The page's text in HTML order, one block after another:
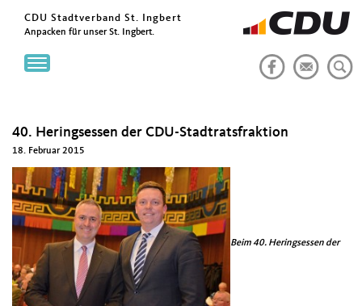
CDU Stadtverband St. Ingbert
Anpacken für unser St. Ingbert.
Toggle
navigation
40. Heringsessen der CDU-Stadtratsfraktion
18. Februar 2015
Beim 40. Heringsessen der